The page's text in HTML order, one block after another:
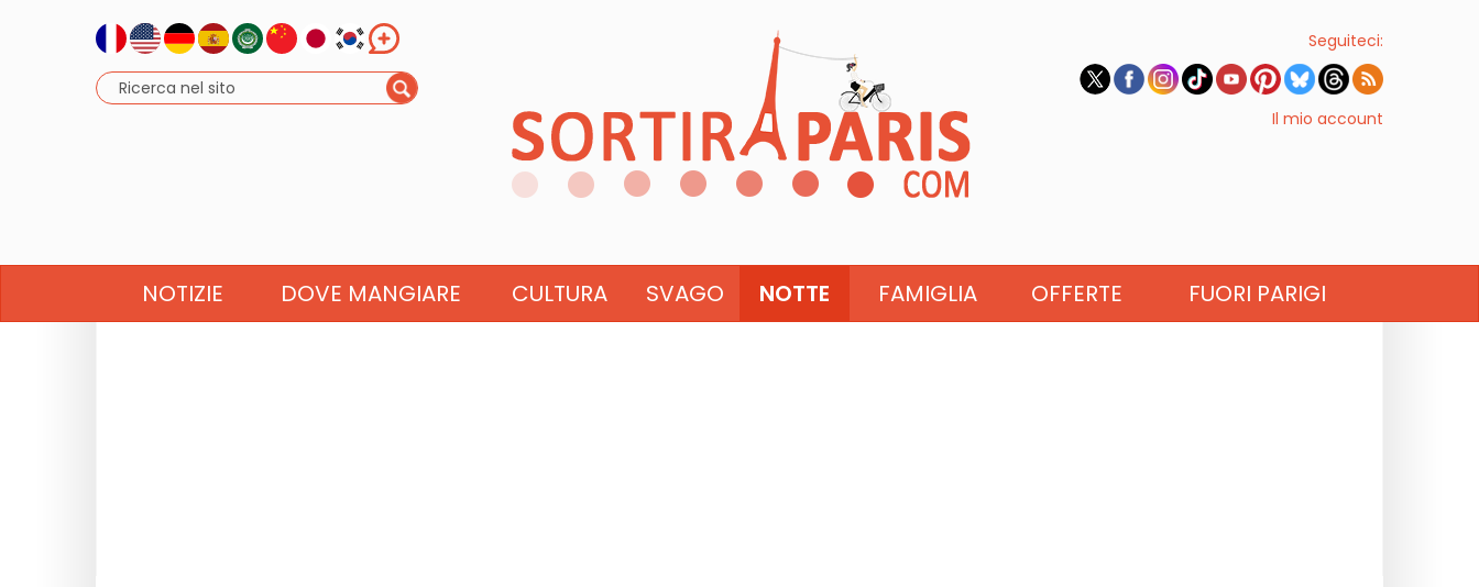
Seguiteci:
Il mio account
NOTIZIE DOVE MANGIARE CULTURA SVAGO NOTTE FAMIGLIA OFFERTE FUORI PARIGI